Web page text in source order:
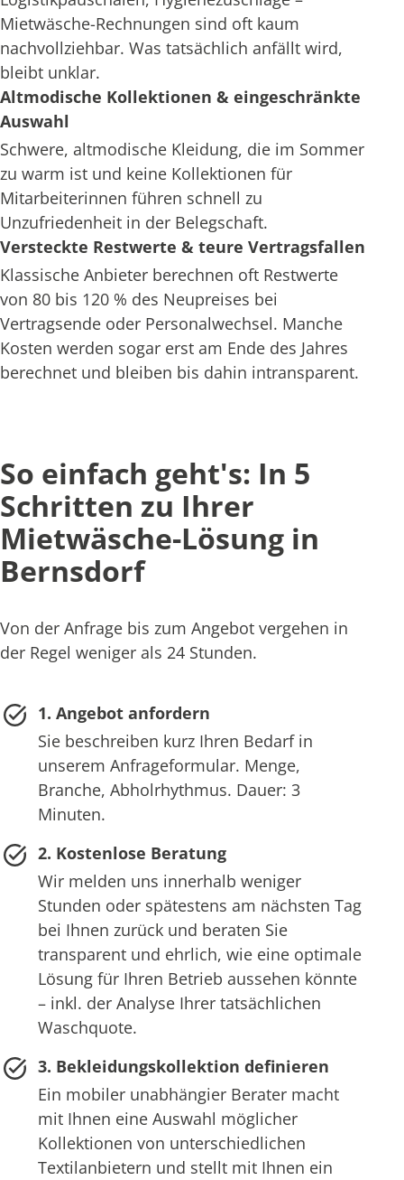
Mietwäsche-Rechnungen sind oft kaum
nachvollziehbar. Was tatsächlich anfällt wird,
bleibt unklar.
Altmodische Kollektionen & eingeschränkte
Auswahl
Schwere, altmodische Kleidung, die im Sommer
zu warm ist und keine Kollektionen für
Mitarbeiterinnen führen schnell zu
Unzufriedenheit in der Belegschaft.
Versteckte Restwerte & teure Vertragsfallen
Klassische Anbieter berechnen oft Restwerte
von 80 bis 120 % des Neupreises bei
Vertragsende oder Personalwechsel. Manche
Kosten werden sogar erst am Ende des Jahres
berechnet und bleiben bis dahin intransparent.
So einfach geht's: In 5
Schritten zu Ihrer
Mietwäsche-Lösung in
Bernsdorf
Von der Anfrage bis zum Angebot vergehen in
der Regel weniger als 24 Stunden.
1. Angebot anfordern
Sie beschreiben kurz Ihren Bedarf in
unserem Anfrageformular. Menge,
Branche, Abholrhythmus. Dauer: 3
Minuten.
2. Kostenlose Beratung
Wir melden uns innerhalb weniger
Stunden oder spätestens am nächsten Tag
bei Ihnen zurück und beraten Sie
transparent und ehrlich, wie eine optimale
Lösung für Ihren Betrieb aussehen könnte
– inkl. der Analyse Ihrer tatsächlichen
Waschquote.
3. Bekleidungskollektion definieren
Ein mobiler unabhängier Berater macht
mit Ihnen eine Auswahl möglicher
Kollektionen von unterschiedlichen
Textilanbietern und stellt mit Ihnen ein